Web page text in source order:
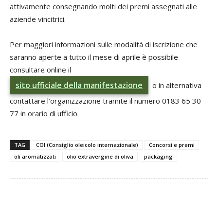
attivamente consegnando molti dei premi assegnati alle
aziende vincitrici.
Per maggiori informazioni sulle modalità di iscrizione che
saranno aperte a tutto il mese di aprile è possibile
consultare online il
sito ufficiale della manifestazione
o in alternativa
contattare l’organizzazione tramite il numero 0183 65 30
77 in orario di ufficio.
TAG COI (Consiglio oleicolo internazionale)
Concorsi e premi
oli aromatizzati
olio extravergine di oliva packaging